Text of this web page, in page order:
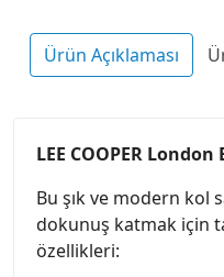
Ürün Açıklaması
LEE COOPER
Bu şık ve modern kol
dokunuş katmak için
özellikleri: